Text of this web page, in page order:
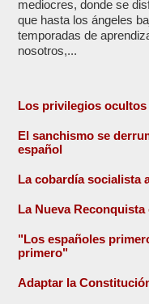
mediocres, donde se
que hasta los ángeles
temporadas de
nosotros,...
Los privilegios
El sanchismo se
español
La cobardía socialista
La Nueva Reconquista
"Los españoles
primero"
Adaptar la